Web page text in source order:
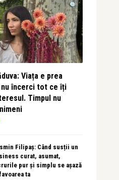
Viața e prea
încerci tot ce îți
Timpul nu
Filipaș: Când susții un
curat, asumat,
pur și simplu se așază
ta